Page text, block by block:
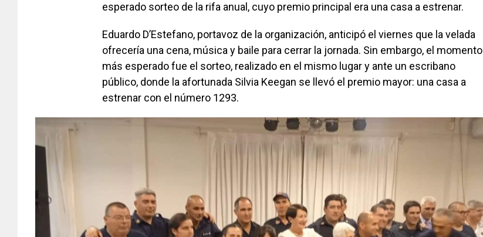
esperado sorteo de la rifa anual, cuyo premio principal era una casa a estrenar.
Eduardo D’Estefano, portavoz de la organización, anticipó el viernes que la velada
ofrecería una cena, música y baile para cerrar la jornada. Sin embargo, el momento
más esperado fue el sorteo, realizado en el mismo lugar y ante un escribano
público, donde la afortunada Silvia Keegan se llevó el premio mayor: una casa a
estrenar con el número 1293.